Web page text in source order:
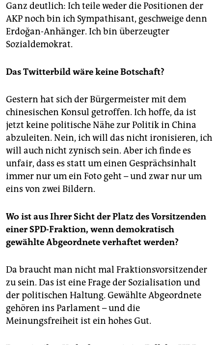
Ganz deutlich: Ich teile weder die Positionen der
AKP noch bin ich Sympathisant, geschweige denn
Erdoğan-Anhänger. Ich bin überzeugter
Sozialdemokrat.
Das Twitterbild wäre keine Botschaft?
Gestern hat sich der Bürgermeister mit dem
chinesischen Konsul getroffen. Ich hoffe, da ist
jetzt keine politische Nähe zur Politik in China
abzuleiten. Nein, ich will das nicht ironisieren, ich
will auch nicht zynisch sein. Aber ich finde es
unfair, dass es statt um einen Gesprächsinhalt
immer nur um ein Foto geht – und zwar nur um
eins von zwei Bildern.
Wo ist aus Ihrer Sicht der Platz des Vorsitzenden
einer SPD-Fraktion, wenn demokratisch
gewählte Abgeordnete verhaftet werden?
Da braucht man nicht mal Fraktionsvorsitzender
zu sein. Das ist eine Frage der Sozialisation und
der politischen Haltung. Gewählte Abgeordnete
gehören ins Parlament – und die
Meinungsfreiheit ist ein hohes Gut.